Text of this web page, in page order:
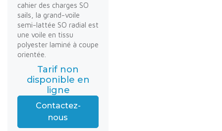
cahier des charges SO
sails, la grand-voile
semi-lattée SO radial est
une voile en tissu
polyester laminé à coupe
orientée.
Tarif non
disponible en
ligne
Contactez-
nous